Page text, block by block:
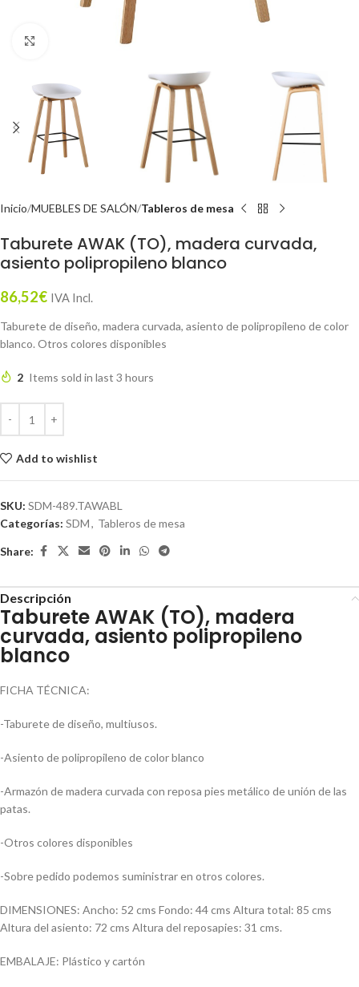
Click to enlarge
Inicio MUEBLES DE SALÓN Tableros de mesa
Taburete AWAK (TO), madera curvada,
asiento polipropileno blanco
86,52€ IVA Incl.
Taburete de diseño, madera curvada, asiento de polipropileno de color
blanco. Otros colores disponibles
2 Items sold in last 3 hours
Add to wishlist
SKU: SDM-489.TAWABL
Categorías: SDM, Tableros de mesa
Share:
Descripción
Taburete AWAK (TO), madera
curvada, asiento polipropileno
blanco
FICHA TÉCNICA:
-Taburete de diseño, multiusos.
-Asiento de polipropileno de color blanco
-Armazón de madera curvada con reposa pies metálico de unión de las
patas.
-Otros colores disponibles
-Sobre pedido podemos suministrar en otros colores.
DIMENSIONES: Ancho: 52 cms Fondo: 44 cms Altura total: 85 cms
Altura del asiento: 72 cms Altura del reposapies: 31 cms.
EMBALAJE: Plástico y cartón